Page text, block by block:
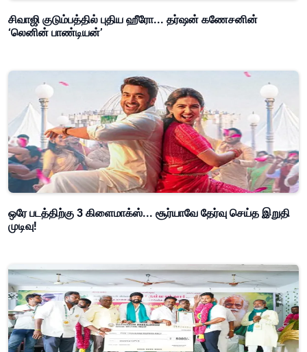
சிவாஜி குடும்பத்தில் புதிய ஹீரோ... தர்ஷன் கணேசனின்
‘லெனின் பாண்டியன்’
ஒரே படத்திற்கு 3 கிளைமாக்ஸ்... சூர்யாவே தேர்வு செய்த இறுதி
முடிவு!